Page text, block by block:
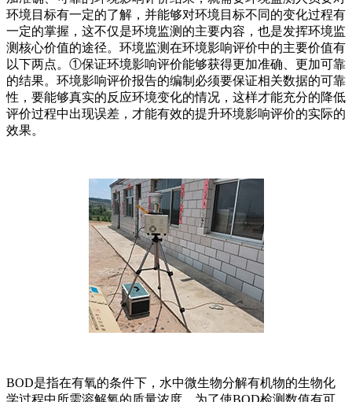
环境目标有一定的了解，并能够对环境目标不同的变化过程有
一定的掌握，这不仅是环境监测的主要内容，也是发挥环境监
测核心价值的途径。环境监测在环境影响评价中的主要价值有
以下两点。①保证环境影响评价能够获得更加准确、更加可靠
的结果。环境影响评价报告的编制必须要保证相关数据的可靠
性，要能够真实的反应环境变化的情况，这样才能充分的降低
评价过程中出现误差，才能有效的提升环境影响评价的实际的
效果。
BOD是指在有氧的条件下，水中微生物分解有机物的生物化
学过程中所需溶解氧的质量浓度。为了使BOD检测数值有可